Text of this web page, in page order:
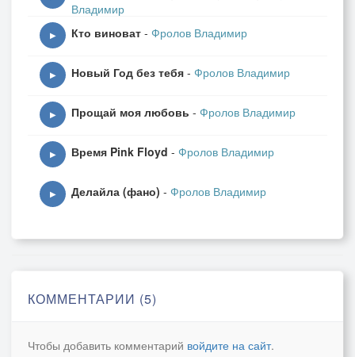
Владимир
▶ Кто виноват - Фролов Владимир
▶ Новый Год без тебя - Фролов Владимир
▶ Прощай моя любовь - Фролов Владимир
▶ Время Pink Floyd - Фролов Владимир
▶ Делайла (фано) - Фролов Владимир
КОММЕНТАРИИ (5)
Чтобы добавить комментарий войдите на сайт.